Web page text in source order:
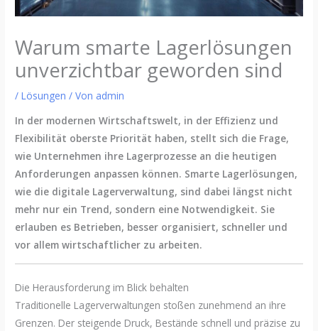
Warum smarte Lagerlösungen
unverzichtbar geworden sind
/Lösungen / Von admin
In der modernen Wirtschaftswelt, in der Effizienz und
Flexibilität oberste Priorität haben, stellt sich die Frage,
wie Unternehmen ihre Lagerprozesse an die heutigen
Anforderungen anpassen können. Smarte Lagerlösungen,
wie die digitale Lagerverwaltung, sind dabei längst nicht
mehr nur ein Trend, sondern eine Notwendigkeit. Sie
erlauben es Betrieben, besser organisiert, schneller und
vor allem wirtschaftlicher zu arbeiten.
Die Herausforderung im Blick behalten
Traditionelle Lagerverwaltungen stoßen zunehmend an ihre
Grenzen. Der steigende Druck, Bestände schnell und präzise zu